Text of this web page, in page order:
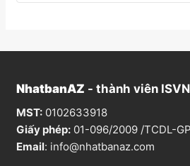
NhatbanAZ - thành viên
MST: 0102633918
Giấy phép: 01-096/2009 /TCDL-
Email: info@nhatbanaz.com